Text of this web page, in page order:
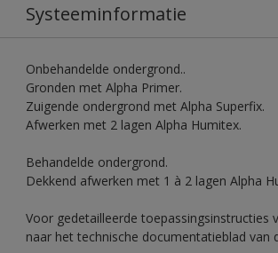
Systeeminformatie
Onbehandelde ondergrond..
Gronden met Alpha Primer.
Zuigende ondergrond met Alpha Superfix.
Afwerken met 2 lagen Alpha Humitex.
Behandelde ondergrond.
Dekkend afwerken met 1 à 2 lagen Alpha
Voor gedetailleerde toepassingsinstructies
naar het technische documentatieblad van